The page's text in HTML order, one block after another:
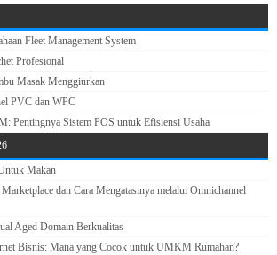
Fleet Management System
Profesional
Masak Menggiurkan
PVC dan WPC
Pentingnya Sistem POS untuk Efisiensi Usaha
Makan
dan Cara Mengatasinya melalui Omnichannel
Aged Domain Berkualitas
Bisnis: Mana yang Cocok untuk UMKM Rumahan?